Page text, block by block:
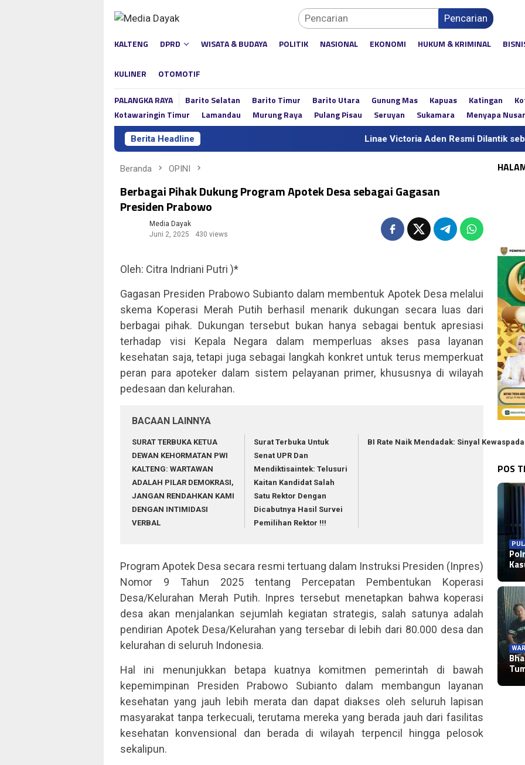
Pencarian
KALTENG DPRD WISATA & BUDAYA POLITIK NASIONAL EKONOMI HUKUM & KRIMINAL
KULINER OTOMOTIF
PALANGKA RAYA Barito Selatan Barito Timur Barito Utara Gunung Mas Kapuas Katingan
Kotawaringin Timur
Lamandau Murung Raya Pulang Pisau Seruyan Sukamara Menyapa
Berita Headline Linae Victoria Aden Resmi Dilantik sebagai Sekda
Beranda OPINI
Berbagai Pihak Dukung Program Apotek Desa sebagai Gagasan
Presiden Prabowo
Media Dayak
Juni 2, 2025
430 views
Oleh: Citra Indriani Putri )*
Gagasan Presiden Prabowo Subianto dalam membentuk Apotek Desa melalui
skema Koperasi Merah Putih berhasil menarik dukungan secara luas dari
berbagai pihak. Dukungan tersebut bukan hanya sebagai bentuk apresiasi
terhadap visi Kepala Negara dalam memperluas akses pasa layanan
kesehatan saja, tetapi juga sebagai langkah konkret untuk terus memperkuat
peran para apoteker dalam sistem pelayanan primer, khususnya di wilayah
pedesaan dan kelurahan.
BACAAN LAINNYA
SURAT TERBUKA KETUA
DEWAN KEHORMATAN PWI
KALTENG: WARTAWAN
ADALAH PILAR DEMOKRASI,
JANGAN RENDAHKAN KAMI
DENGAN INTIMIDASI
VERBAL
Surat Terbuka Untuk
Senat UPR Dan
Mendiktisaintek: Telusuri
Kaitan Kandidat Salah
Satu Rektor Dengan
Dicabutnya Hasil Survei
Pemilihan Rektor !!!
BI Rate Naik Mendadak: Sinyal
Program Apotek Desa secara resmi tertuang dalam Instruksi Presiden (Inpres)
Nomor 9 Tahun 2025 tentang Percepatan Pembentukan Koperasi
Desa/Kelurahan Merah Putih. Inpres tersebut menetapkan bahwa koperasi
desa akan menjalankan sejumlah kegiatan strategis, salah satunya adalah
pendirian Apotek Desa/Kelurahan yang tersebar di lebih dari 80.000 desa dan
kelurahan di seluruh Indonesia.
Hal ini menunjukkan betapa kuatnya komitmen pemerintah di bawah
kepemimpinan Presiden Prabowo Subianto dalam membangun layanan
kesehatan yang jauh lebih merata dan dapat diakses oleh seluruh lapisan
masyarakat tanpa terkecuali, terutama mereka yang berada jauh dari fasilitas
kesehatan konvensional dan berada di wilayah terpencil hingga pelosok
sekalipun.
POS